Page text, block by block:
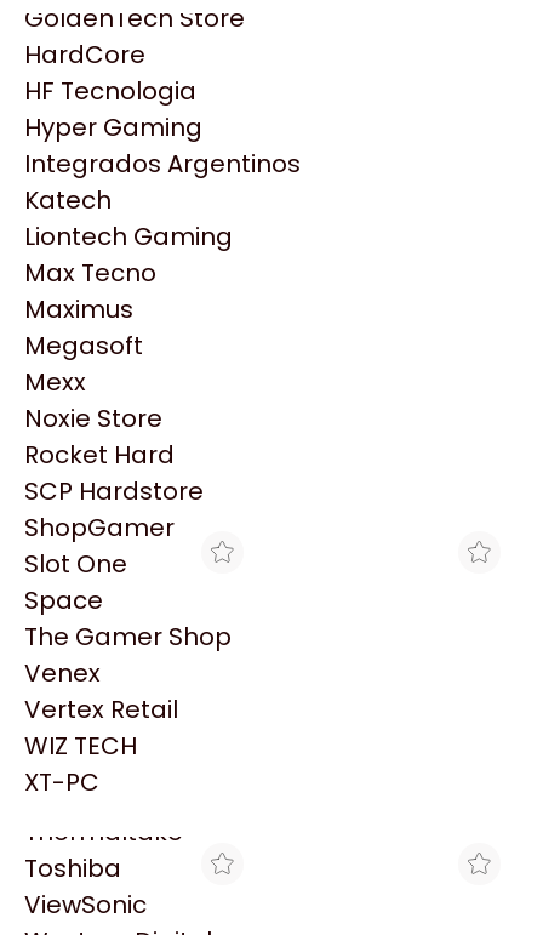
HP
HyperX
INNO3D
Intel
Kingston
Lenovo
Logitech
MSI
NVIDIA GeForce
NZXT
PNY
Palit
Philips
PowerColor
Razer
Redragon
Samsung
Sandisk
Sapphire
Seagate
Sentey
Solarmax
Thermaltake
Toshiba
ViewSonic
GoldenTech Store
HardCore
HF Tecnologia
Hyper Gaming
Integrados Argentinos
Katech
Liontech Gaming
Max Tecno
Maximus
Megasoft
Mexx
Noxie Store
Rocket Hard
SCP Hardstore
ShopGamer
Slot One
Space
The Gamer Shop
Venex
Vertex Retail
WIZ TECH
XT-PC
Productos
Similares
Explorá más productos similares
MAX TECNO
HPE DL380/DL560 G11
$280.832